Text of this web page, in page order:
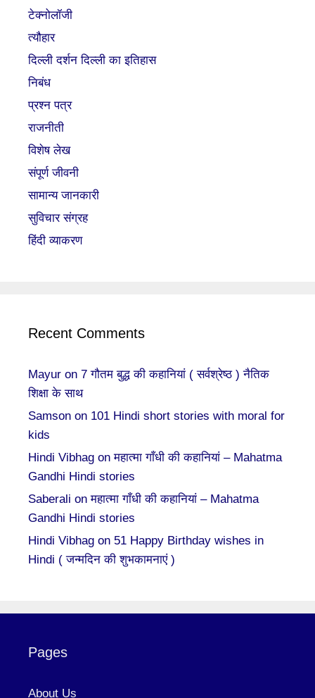
टेक्नोलॉजी
त्यौहार
दिल्ली दर्शन दिल्ली का इतिहास
निबंध
प्रश्न पत्र
राजनीती
विशेष लेख
संपूर्ण जीवनी
सामान्य जानकारी
सुविचार संग्रह
हिंदी व्याकरण
Recent Comments
Mayur on 7 गौतम बुद्ध की कहानियां ( सर्वश्रेष्ठ ) नैतिक
शिक्षा के साथ
Samson on 101 Hindi short stories with moral for
kids
Hindi Vibhag onमहात्मा गाँधी की कहानियां – Mahatma
Gandhi Hindi stories
Saberali onमहात्मा गाँधी की कहानियां – Mahatma
Gandhi Hindi stories
Hindi Vibhag on 51 Happy Birthday wishes in
Hindi ( जन्मदिन की शुभकामनाएं )
Pages
About Us